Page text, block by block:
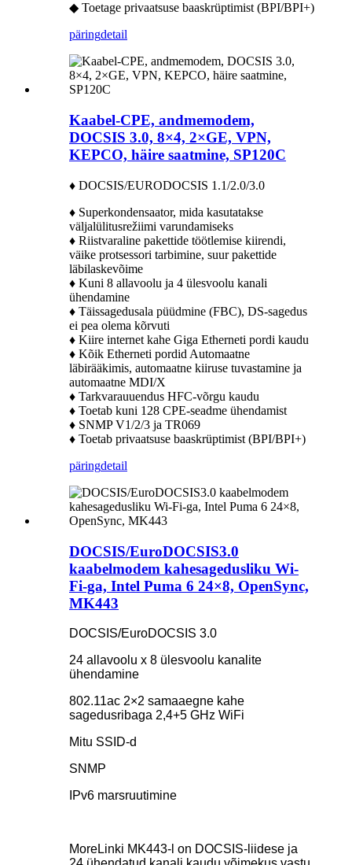
◆ Toetage privaatsuse baaskrüptimist (BPI/BPI+)
päringdetail
Kaabel-CPE, andmemodem,
DOCSIS 3.0, 8×4, 2×GE, VPN,
KEPCO, häire saatmine, SP120C
♦ DOCSIS/EURODOCSIS 1.1/2.0/3.0
♦ Superkondensaator, mida kasutatakse
väljalülitusrežiimi varundamiseks
♦ Riistvaraline pakettide töötlemise kiirendi,
väike protsessori tarbimine, suur pakettide
läbilaskevõime
♦ Kuni 8 allavoolu ja 4 ülesvoolu kanali
ühendamine
♦ Täissagedusala püüdmine (FBC), DS-sagedus
ei pea olema kõrvuti
♦ Kiire internet kahe Giga Etherneti pordi kaudu
♦ Kõik Etherneti pordid Automaatne
läbirääkimis, automaatne kiiruse tuvastamine ja
automaatne MDI/X
♦ Tarkvarauuendus HFC-võrgu kaudu
♦ Toetab kuni 128 CPE-seadme ühendamist
♦ SNMP V1/2/3 ja TR069
♦ Toetab privaatsuse baaskrüptimist (BPI/BPI+)
päringdetail
DOCSIS/EuroDOCSIS3.0
kaabelmodem kahesagedusliku Wi-
Fi-ga, Intel Puma 6 24×8, OpenSync,
MK443
DOCSIS/EuroDOCSIS 3.0
24 allavoolu x 8 ülesvoolu kanalite
ühendamine
802.11ac 2×2 samaaegne kahe
sagedusribaga 2,4+5 GHz WiFi
Mitu SSID-d
SNMP
IPv6 marsruutimine
MoreLinki MK443-l on DOCSIS-liidese ja